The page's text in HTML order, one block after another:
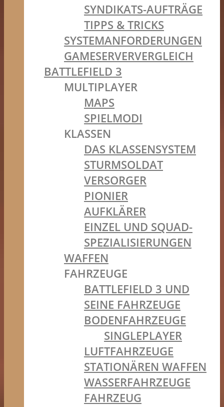
SYNDIKATS-AUFTRÄGE
TIPPS & TRICKS
SYSTEMANFORDERUNGEN
GAMESERVERVERGLEICH
BATTLEFIELD 3
MULTIPLAYER
MAPS
SPIELMODI
KLASSEN
DAS KLASSENSYSTEM
STURMSOLDAT
VERSORGER
PIONIER
AUFKLÄRER
EINZEL UND SQUAD-
SPEZIALISIERUNGEN
WAFFEN
FAHRZEUGE
BATTLEFIELD 3 UND
SEINE FAHRZEUGE
BODENFAHRZEUGE
SINGLEPLAYER
LUFTFAHRZEUGE
STATIONÄREN WAFFEN
WASSERFAHRZEUGE
FAHRZEUG